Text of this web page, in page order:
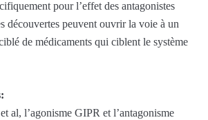
pour l’effet des antagonistes
découvertes peuvent ouvrir la voie à un
de médicaments qui ciblent le système
al, l’agonisme GIPR et l’antagonisme